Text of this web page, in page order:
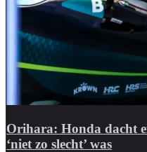
Orihara: Honda dacht
‘niet zo slecht’ was